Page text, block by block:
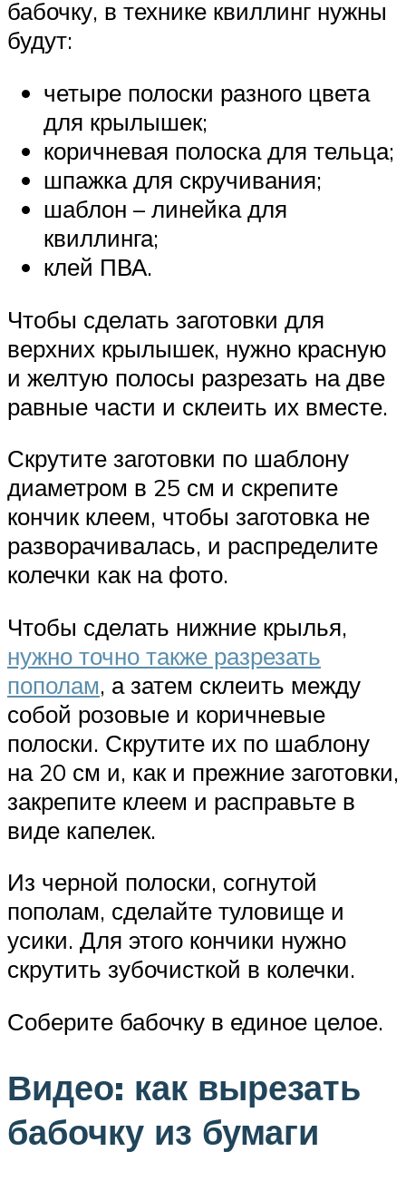
бабочку, в технике квиллинг нужны
будут:
четыре полоски разного цвета
для крылышек;
коричневая полоска для тельца;
шпажка для скручивания;
шаблон – линейка для
квиллинга;
клей ПВА.
Чтобы сделать заготовки для
верхних крылышек, нужно красную
и желтую полосы разрезать на две
равные части и склеить их вместе.
Скрутите заготовки по шаблону
диаметром в 25 см и скрепите
кончик клеем, чтобы заготовка не
разворачивалась, и распределите
колечки как на фото.
Чтобы сделать нижние крылья,
нужно точно также разрезать
пополам, а затем склеить между
собой розовые и коричневые
полоски. Скрутите их по шаблону
на 20 см и, как и прежние заготовки,
закрепите клеем и расправьте в
виде капелек.
Из черной полоски, согнутой
пополам, сделайте туловище и
усики. Для этого кончики нужно
скрутить зубочисткой в колечки.
Соберите бабочку в единое целое.
Видео: как вырезать
бабочку из бумаги